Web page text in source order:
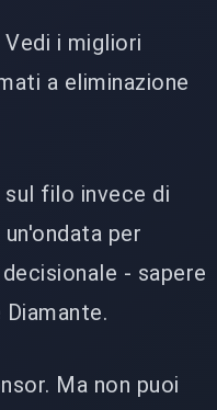
i migliori
a eliminazione
sul filo invece di
per
- sapere
Ma non puoi